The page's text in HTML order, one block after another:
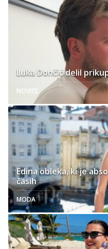
Luka Dončić delil
NOVICE
Edina obleka, ki je
časih
MODA